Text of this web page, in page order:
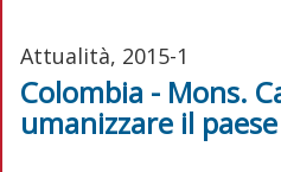
Attualità, 2015-1
Colombia - Mons.
umanizzare il paese